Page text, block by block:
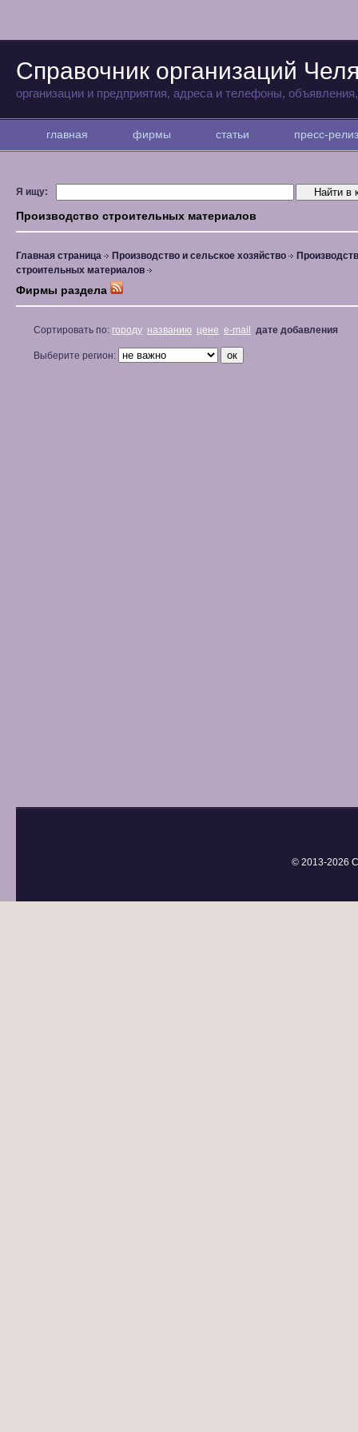
Справочник организаций
организации и предприятия, адреса и телефоны,
главная фирмы статьи пресс-
Я ищу:
Производство строительных материалов
Главная страница Производство и сельское хозяйство
строительных материалов
Фирмы раздела
Сортировать по: городу названию цене e-mail дате добавления
Выберите регион:
© 2013-2026